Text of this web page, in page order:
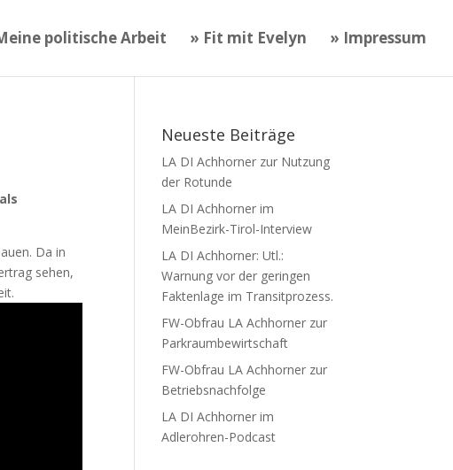
politische Arbeit » Fit mit Evelyn » Impressum
Da in
sehen,
Neueste Beiträge
LA DI Achhorner zur Nutzung
der Rotunde
LA DI Achhorner im
MeinBezirk-Tirol-Interview
LA DI Achhorner: Utl.:
Warnung vor der geringen
Faktenlage im Transitprozess.
FW-Obfrau LA Achhorner zur
Parkraumbewirtschaft
FW-Obfrau LA Achhorner zur
Betriebsnachfolge
LA DI Achhorner im
Adlerohren-Podcast